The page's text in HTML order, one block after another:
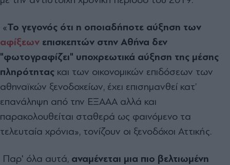
«Το γεγονός ότι η οποιαδήποτε αύξηση των
αφίξεων επισκεπτών στην Αθήνα δεν
"φωτογραφίζει" υποχρεωτικά αύξηση της μέσης
πληρότητας και των οικονομικών επιδόσεων των
αθηναϊκών ξενοδοχείων, έχει επισημανθεί κατ’
επανάληψη από την ΕΞΑΑΑ αλλά και
παρακολουθείται σταθερά ως φαινόμενο τα
τελευταία χρόνια», τονίζουν οι ξενοδόχοι Αττικής.
Παρ' όλα αυτά, αναμένεται μια πιο βελτιωμένη